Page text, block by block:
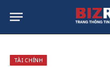
TÀI CHÍNH